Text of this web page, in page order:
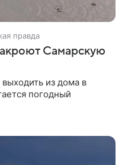
правда
Самарскую
из дома в
погодный